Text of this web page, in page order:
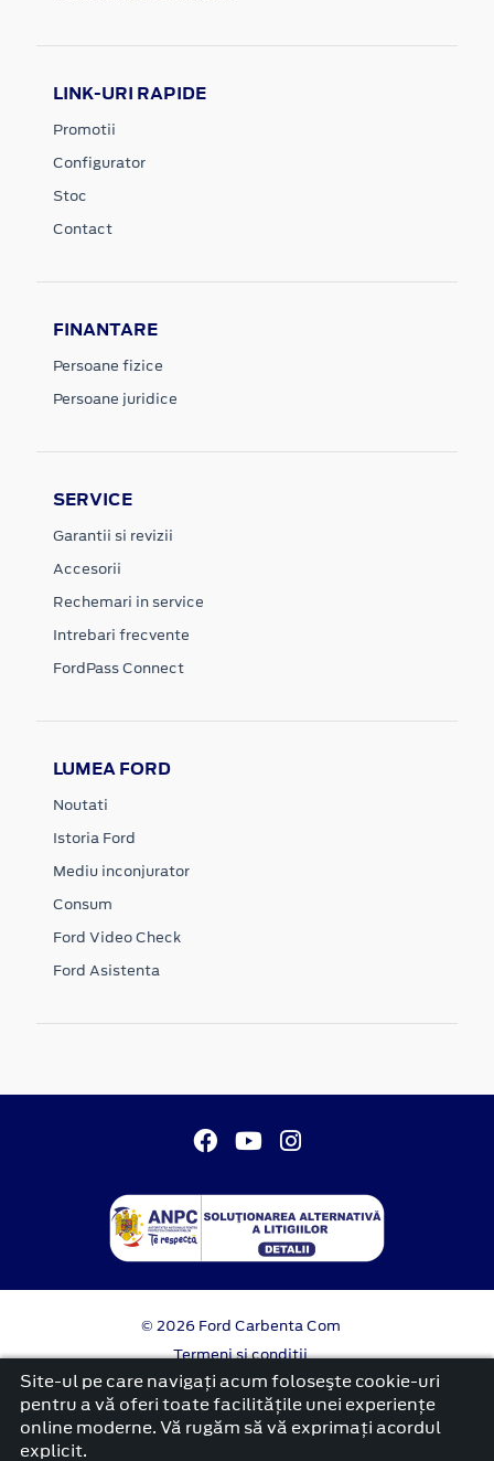
LINK-URI RAPIDE
Promotii
Configurator
Stoc
Contact
FINANTARE
Persoane fizice
Persoane juridice
SERVICE
Garantii si revizii
Accesorii
Rechemari in service
Intrebari frecvente
FordPass Connect
LUMEA FORD
Noutati
Istoria Ford
Mediu inconjurator
Consum
Ford Video Check
Ford Asistenta
© 2026 Ford Carbenta Com
Termeni si conditii
Confidentialitate
Politica cookies
platformă dezvoltată de Workleto
Site-ul pe care navigați acum foloseşte cookie-uri
pentru a vă oferi toate facilitățile unei experiențe
online moderne. Vă rugăm să vă exprimați acordul
explicit.